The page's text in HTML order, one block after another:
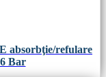
absorbţie/refulare
Bar